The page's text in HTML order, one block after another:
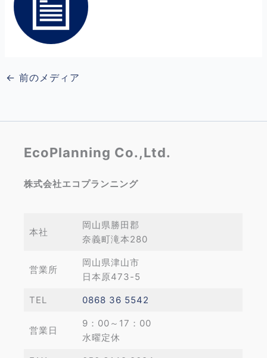
← 前のメディア
EcoPlanning Co.,Ltd.
株式会社エコプランニング
本社
岡山県勝田郡
奈義町滝本280
営業所
岡山県津山市
日本原473-5
TEL 0868 36 5542
営業日
9：00～17：00
水曜定休